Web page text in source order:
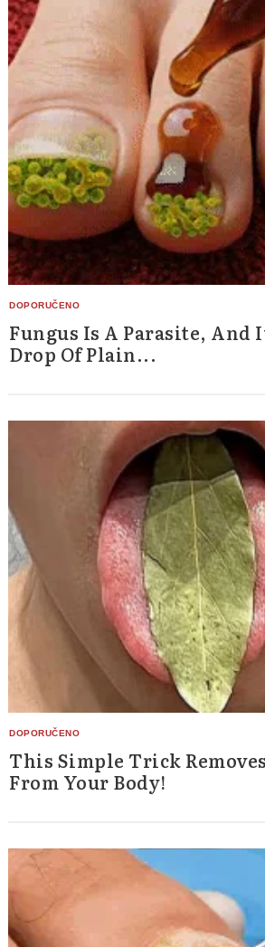
Fungus Is A Parasite, And
Drop Of Plain...
This Simple Trick
From Your Body!